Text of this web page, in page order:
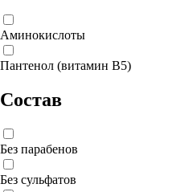
Аминокислоты
Пантенол (витамин B5)
Состав
Без парабенов
Без сульфатов